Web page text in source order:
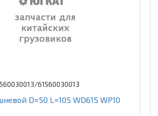
61560030013
D=50 L=105 WD615 WP10